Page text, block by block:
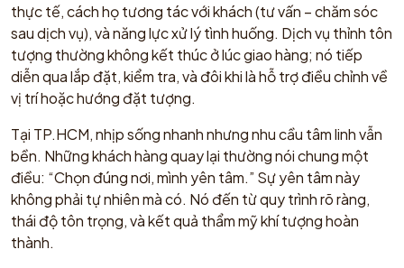
thực tế, cách họ tương tác với khách (tư vấn – chăm sóc
sau dịch vụ), và năng lực xử lý tình huống. Dịch vụ thỉnh tôn
tượng thường không kết thúc ở lúc giao hàng; nó tiếp
diễn qua lắp đặt, kiểm tra, và đôi khi là hỗ trợ điều chỉnh về
vị trí hoặc hướng đặt tượng.
Tại TP.HCM, nhịp sống nhanh nhưng nhu cầu tâm linh vẫn
bền. Những khách hàng quay lại thường nói chung một
điều: “Chọn đúng nơi, mình yên tâm.” Sự yên tâm này
không phải tự nhiên mà có. Nó đến từ quy trình rõ ràng,
thái độ tôn trọng, và kết quả thẩm mỹ khí tượng hoàn
thành.